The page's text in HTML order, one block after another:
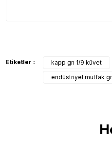
Ürün bilgilerinde hatalar
Etiketler : kapp gn 1/9 küvet
endüstriyel mutfak